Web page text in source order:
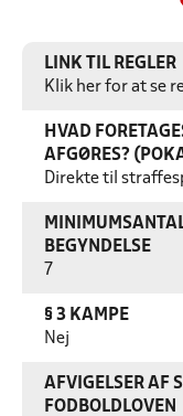
LINK TIL REGLER
Klik her for at se
HVAD
AFGØRES?
Direkte til
BEGYNDELSE
7
§ 3 KAMPE
Nej
AFVIGELSER AF
FODBOLDLOVEN